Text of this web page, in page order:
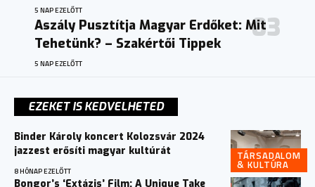
5 NAP EZELŐTT
Aszály Pusztítja Magyar Erdőket: Mit
Tehetünk? – Szakértői Tippek
5 NAP EZELŐTT
EZEKET IS KEDVELHETED
TÁRSADALOM
& KULTÚRA
Binder Károly koncert Kolozsvár 2024
jazzest erősíti magyar kultúrát
8 HÓNAP EZELŐTT
Bongor’s ‘Extázis’ Film: A Unique Take